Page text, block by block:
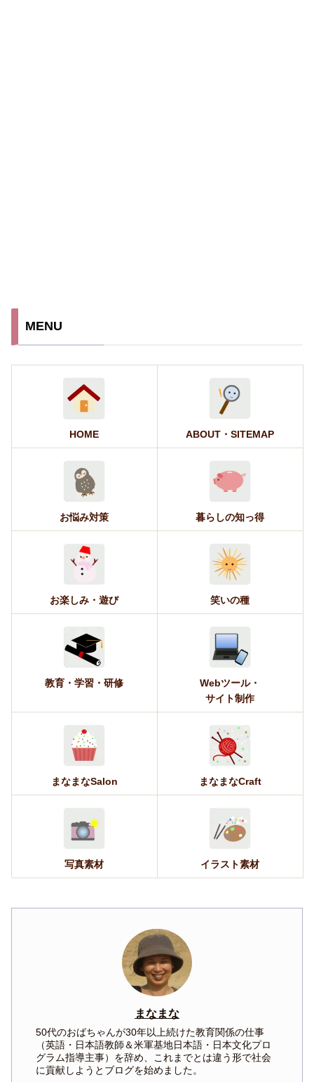
MENU
HOME ABOUT・SITEMAP
お悩み対策 暮らしの知っ得
お楽しみ・遊び 笑いの種
教育・学習・研修
Webツール・
サイト制作
まなまなSalon まなまなCraft
写真素材 イラスト素材
まなまな
50代のおばちゃんが30年以上続けた教育関係の仕事
（英語・日本語教師＆米軍基地日本語・日本文化プロ
グラム指導主事）を辞め、これまでとは違う形で社会
に貢献しようとブログを始めました。